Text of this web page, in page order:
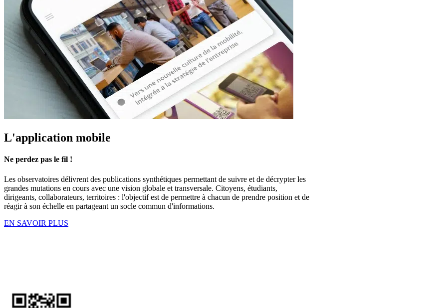
L'application mobile
Ne perdez pas le fil !
Les observatoires délivrent des publications synthétiques permettant de suivre et de décrypter les
grandes mutations en cours avec une vision globale et transversale. Citoyens, étudiants,
dirigeants, collaborateurs, territoires : l'objectif est de permettre à chacun de prendre position et de
réagir à son échelle en partageant un socle commun d'informations.
EN SAVOIR PLUS